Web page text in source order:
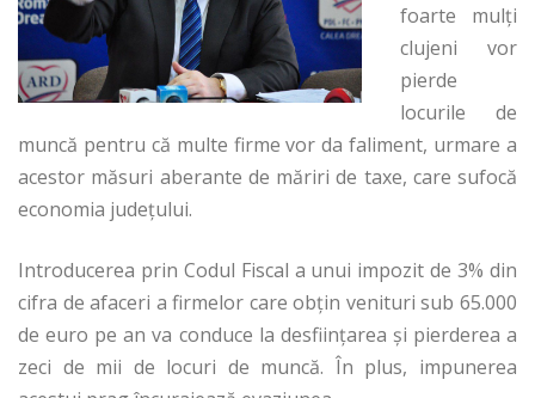
foarte mulţi
clujeni vor
pierde
locurile de
muncă pentru că multe firme vor da faliment, urmare a
acestor măsuri aberante de măriri de taxe, care sufocă
economia judeţului.
Introducerea prin Codul Fiscal a unui impozit de 3% din
cifra de afaceri a firmelor care obţin venituri sub 65.000
de euro pe an va conduce la desfiinţarea şi pierderea a
zeci de mii de locuri de muncă. În plus, impunerea